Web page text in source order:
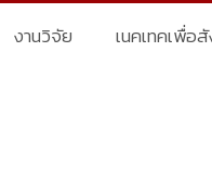
งานวิจัย เนคเทคเพื่อ